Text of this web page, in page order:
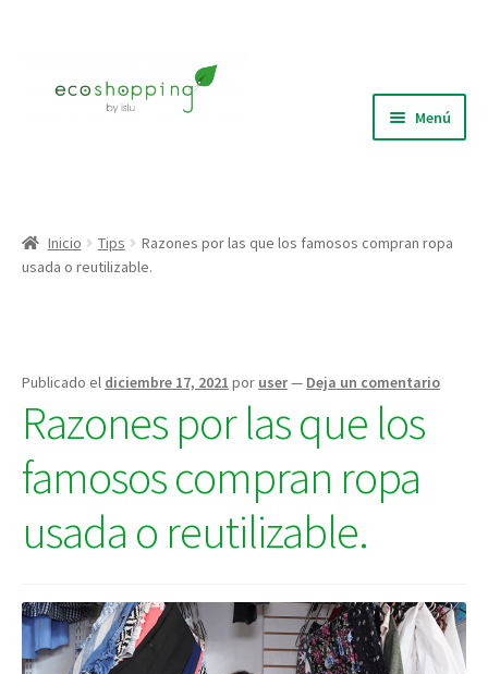
Menú
Inicio Tips
Razones por las que los famosos compran ropa
usada o reutilizable.
Publicado el diciembre 17, 2021 por user— Deja un comentario
Razones por las que los
famosos compran ropa
usada o reutilizable.